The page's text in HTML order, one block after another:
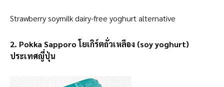
Strawberry soymilk dairy-free yoghurt alternative
2. Pokka Sapporo โยเกิร์ตถั่วเหลือง (soy yoghurt)
ประเทศญี่ปุ่น